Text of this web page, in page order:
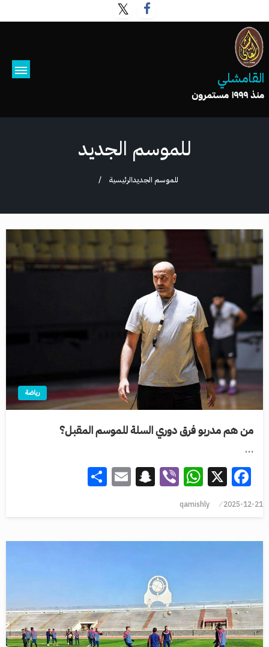
القامشلي
منذ ١٩٩٩ مستمرون
للموسم الجديد
الرئيسيةللموسم الجديد
رياضة
من هم مدربو فرق دوري السلة للموسم المقبل؟
…
Facebook
X
WhatsApp
Viber
Snapchat
Email
2025-12-21
qamishly